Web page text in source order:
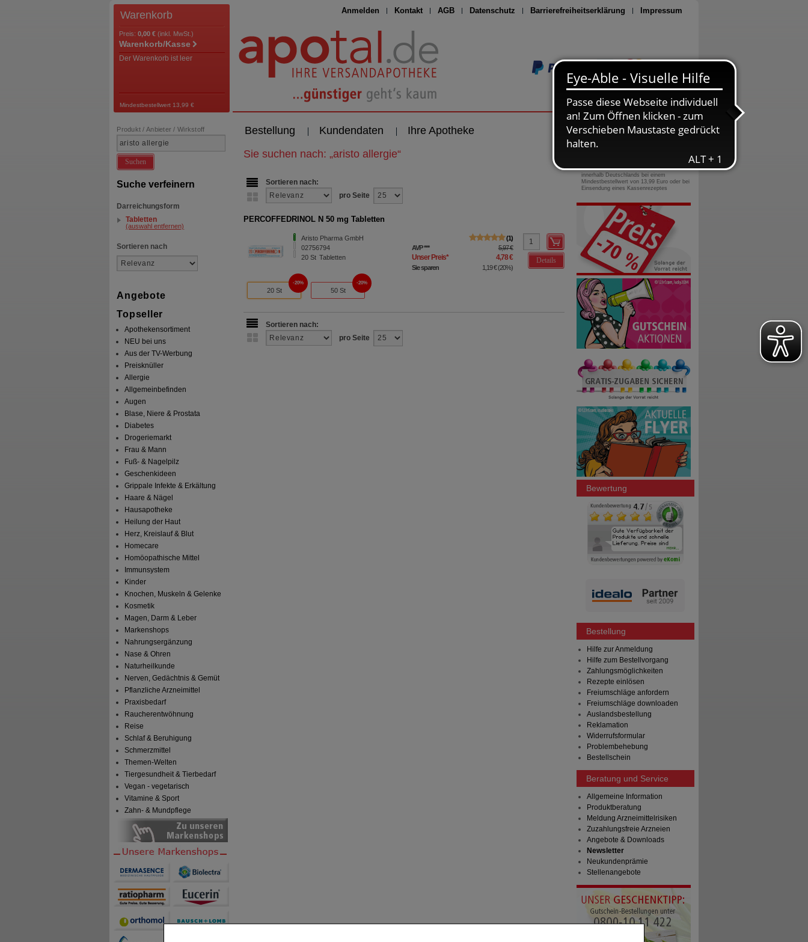
Anmelden Kontakt AGB Datenschutz Barrierefreiheitserklärung Impressum
Seite drucken
Warenkorb
Preis: 0,00 € (inkl. MwSt.)
Warenkorb/Kasse
Der Warenkorb ist leer
Mindestbestellwert 13,99 €
Bestellung Kundendaten Ihre Apotheke
Produkt / Anbieter / Wirkstoff
Suchen
Suche verfeinern
Darreichungsform
Tabletten
(auswahl entfernen)
Sortieren nach
Angebote
Topseller
Apothekensortiment
NEU bei uns
Aus der TV-Werbung
Preisknüller
Allergie
Allgemeinbefinden
Augen
Blase, Niere & Prostata
Diabetes
Drogeriemarkt
Frau & Mann
Fuß- & Nagelpilz
Geschenkideen
Grippale Infekte & Erkältung
Haare & Nägel
Hausapotheke
Heilung der Haut
Herz, Kreislauf & Blut
Homecare
Homöopathische Mittel
Immunsystem
Kinder
Knochen, Muskeln & Gelenke
Kosmetik
Magen, Darm & Leber
Markenshops
Nahrungsergänzung
Nase & Ohren
Naturheilkunde
Nerven, Gedächtnis & Gemüt
Pflanzliche Arzneimittel
Praxisbedarf
Raucherentwöhnung
Reise
Schlaf & Beruhigung
Schmerzmittel
Themen-Welten
Tiergesundheit & Tierbedarf
Vegan - vegetarisch
Vitamine & Sport
Zahn- & Mundpflege
Sie suchen nach: „aristo allergie“
Sortieren nach:
pro Seite
PERCOFFEDRINOL N 50 mg Tabletten
Aristo Pharma GmbH
02756794
20St Tabletten
1
AVP*** 5,97 €
Unser Preis* 4,78 €
Sie sparen 1,19 €(20%)
Details
20 St
20%
50 St
20%
Sortieren nach:
pro Seite
0800-10 11 422
gebührenfreie Rufnummer
innerhalb Deutschlands bei einem
Mindestbestellwert von 13,99 Euro oder bei
Einsendung eines Kassenrezeptes
Bewertung
Bestellung
Hilfe zur Anmeldung
Hilfe zum Bestellvorgang
Zahlungsmöglichkeiten
Rezepte einlösen
Freiumschläge anfordern
Freiumschläge downloaden
Auslandsbestellung
Reklamation
Widerrufsformular
Problembehebung
Bestellschein
Beratung und Service
Allgemeine Information
Produktberatung
Meldung Arzneimittelrisiken
Zuzahlungsfreie Arzneien
Angebote & Downloads
Newsletter
Neukundenprämie
Stellenangebote